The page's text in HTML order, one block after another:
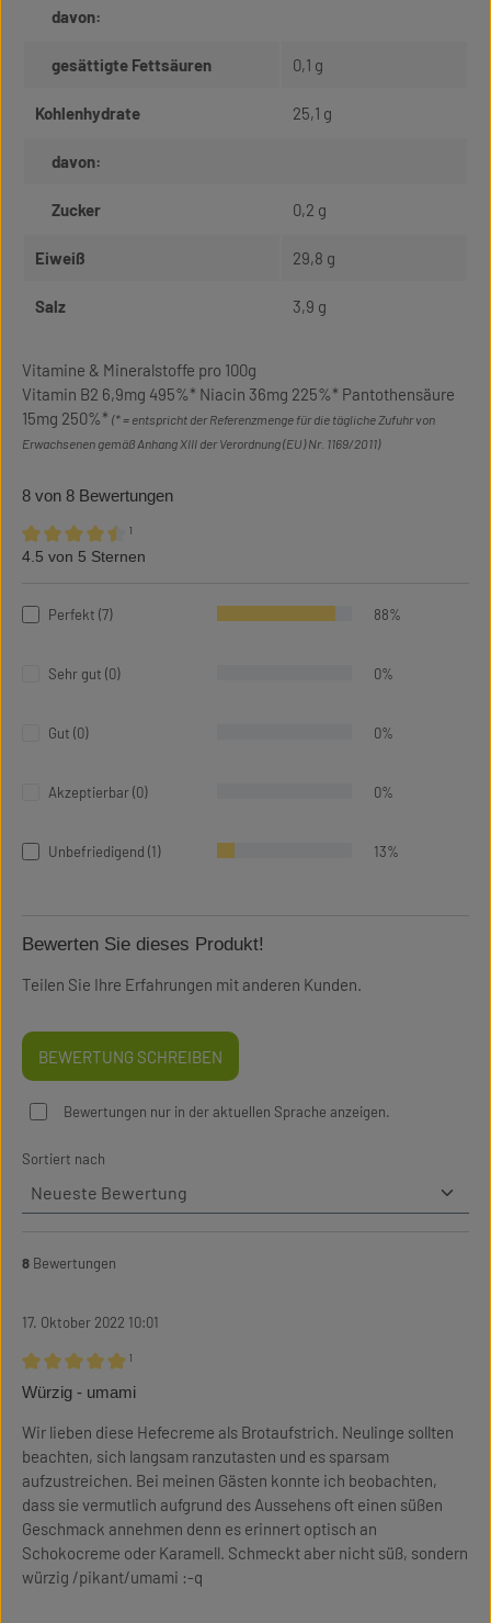
davon:
gesättigte Fettsäuren 0,1 g
Kohlenhydrate 25,1 g
davon:
Zucker 0,2 g
Eiweiß 29,8 g
Salz 3,9 g
Vitamine & Mineralstoffe pro 100g
Vitamin B2 6,9mg 495%* Niacin 36mg 225%* Pantothensäure
15mg 250%* (* = entspricht der Referenzmenge für die tägliche Zufuhr von
Erwachsenen gemäß Anhang XIII der Verordnung (EU) Nr. 1169/2011)
8 von 8 Bewertungen
Durchschnittliche Bewertung von 4.5 von 5 Sternen
¹
4.5 von 5 Sternen
Perfekt (7) 88%
Sehr gut (0) 0%
Gut (0) 0%
Akzeptierbar (0) 0%
Unbefriedigend (1) 13%
Bewerten Sie dieses Produkt!
Teilen Sie Ihre Erfahrungen mit anderen Kunden.
BEWERTUNG SCHREIBEN
Bewertungen nur in der aktuellen Sprache anzeigen.
Sortiert nach
8 Bewertungen
17. Oktober 2022 10:01
Bewertung mit 5 von 5 Sternen
¹
Würzig - umami
Wir lieben diese Hefecreme als Brotaufstrich. Neulinge sollten
beachten, sich langsam ranzutasten und es sparsam
aufzustreichen. Bei meinen Gästen konnte ich beobachten,
dass sie vermutlich aufgrund des Aussehens oft einen süßen
Geschmack annehmen denn es erinnert optisch an
Schokocreme oder Karamell. Schmeckt aber nicht süß, sondern
würzig /pikant/umami :-q